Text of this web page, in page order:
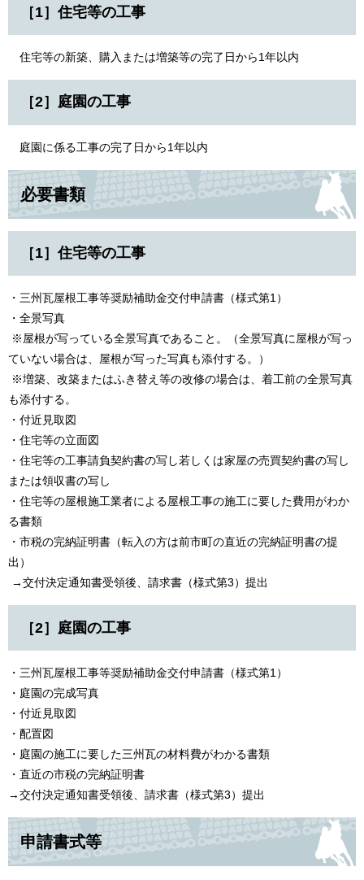
［1］住宅等の工事
住宅等の新築、購入または増築等の完了日から1年以内
［2］庭園の工事
庭園に係る工事の完了日から1年以内
必要書類
［1］住宅等の工事
・三州瓦屋根工事等奨励補助金交付申請書（様式第1）
・全景写真
※屋根が写っている全景写真であること。（全景写真に屋根が写っ
ていない場合は、屋根が写った写真も添付する。）
※増築、改築またはふき替え等の改修の場合は、着工前の全景写真
も添付する。
・付近見取図
・住宅等の立面図
・住宅等の工事請負契約書の写し若しくは家屋の売買契約書の写し
または領収書の写し
・住宅等の屋根施工業者による屋根工事の施工に要した費用がわか
る書類
・市税の完納証明書（転入の方は前市町の直近の完納証明書の提
出）
→交付決定通知書受領後、請求書（様式第3）提出
​［2］庭園の工事
・三州瓦屋根工事等奨励補助金交付申請書（様式第1）
・庭園の完成写真
・付近見取図
・配置図
・庭園の施工に要した三州瓦の材料費がわかる書類
・直近の市税の完納証明書
→交付決定通知書受領後、請求書（様式第3）提出​
申請書式等